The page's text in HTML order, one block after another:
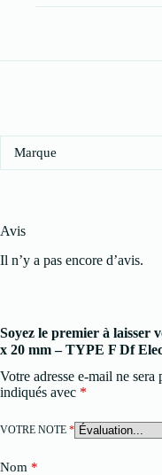
Marque
Avis
Il n’y a pas encore d’avis.
Soyez le premier à laisser
x 20 mm – TYPE F Df
Votre adresse e-mail ne sera
indiqués avec *
VOTRE NOTE *
Nom *